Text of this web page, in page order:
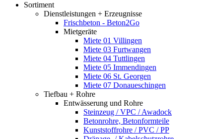
Sortiment
Dienstleistungen + Erzeugnisse
Frischbeton - Beton2Go
Mietgeräte
Miete 01 Villingen
Miete 03 Furtwangen
Miete 04 Tuttlingen
Miete 05 Immendingen
Miete 06 St. Georgen
Miete 07 Donaueschingen
Tiefbau + Rohre
Entwässerung und Rohre
Steinzeug / VPC / Awadock
Betonrohre, Betonformteile
Kunststoffrohre / PVC / PP